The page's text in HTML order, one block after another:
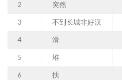
2 突然
3 不到长城非好汉
4 滑
5 堆
6 扶